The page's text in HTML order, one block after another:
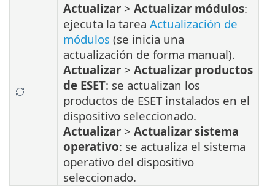
Actualizar > Actualizar módulos:
ejecuta la tarea Actualización de
módulos (se inicia una
actualización de forma manual).
Actualizar > Actualizar productos
de ESET: se actualizan los
productos de ESET instalados en el
dispositivo seleccionado.
Actualizar > Actualizar sistema
operativo: se actualiza el sistema
operativo del dispositivo
seleccionado.